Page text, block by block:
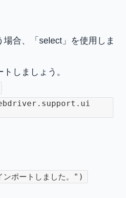
合、「select」を使用しま
しましょう。
ートしました。")